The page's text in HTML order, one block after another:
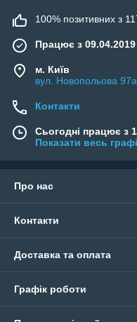
100% позитивних з 117
Працює з 09.04.2019
м. Київ
вул. Новопольова
Контакти
Сьогодні працює з
Показати весь
Про нас
Контакти
Доставка та оплата
Графік роботи